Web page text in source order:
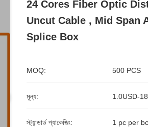
24 Cores Fiber Optic
Uncut Cable , Mid Span
Splice Box
MOQ: 500 PCS
মূল্য: 1.0USD-
স্ট্যান্ডার্ড প্যাকেজিং: 1 pc per